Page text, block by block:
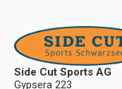
Side Cut Sports AG
Gypsera 223